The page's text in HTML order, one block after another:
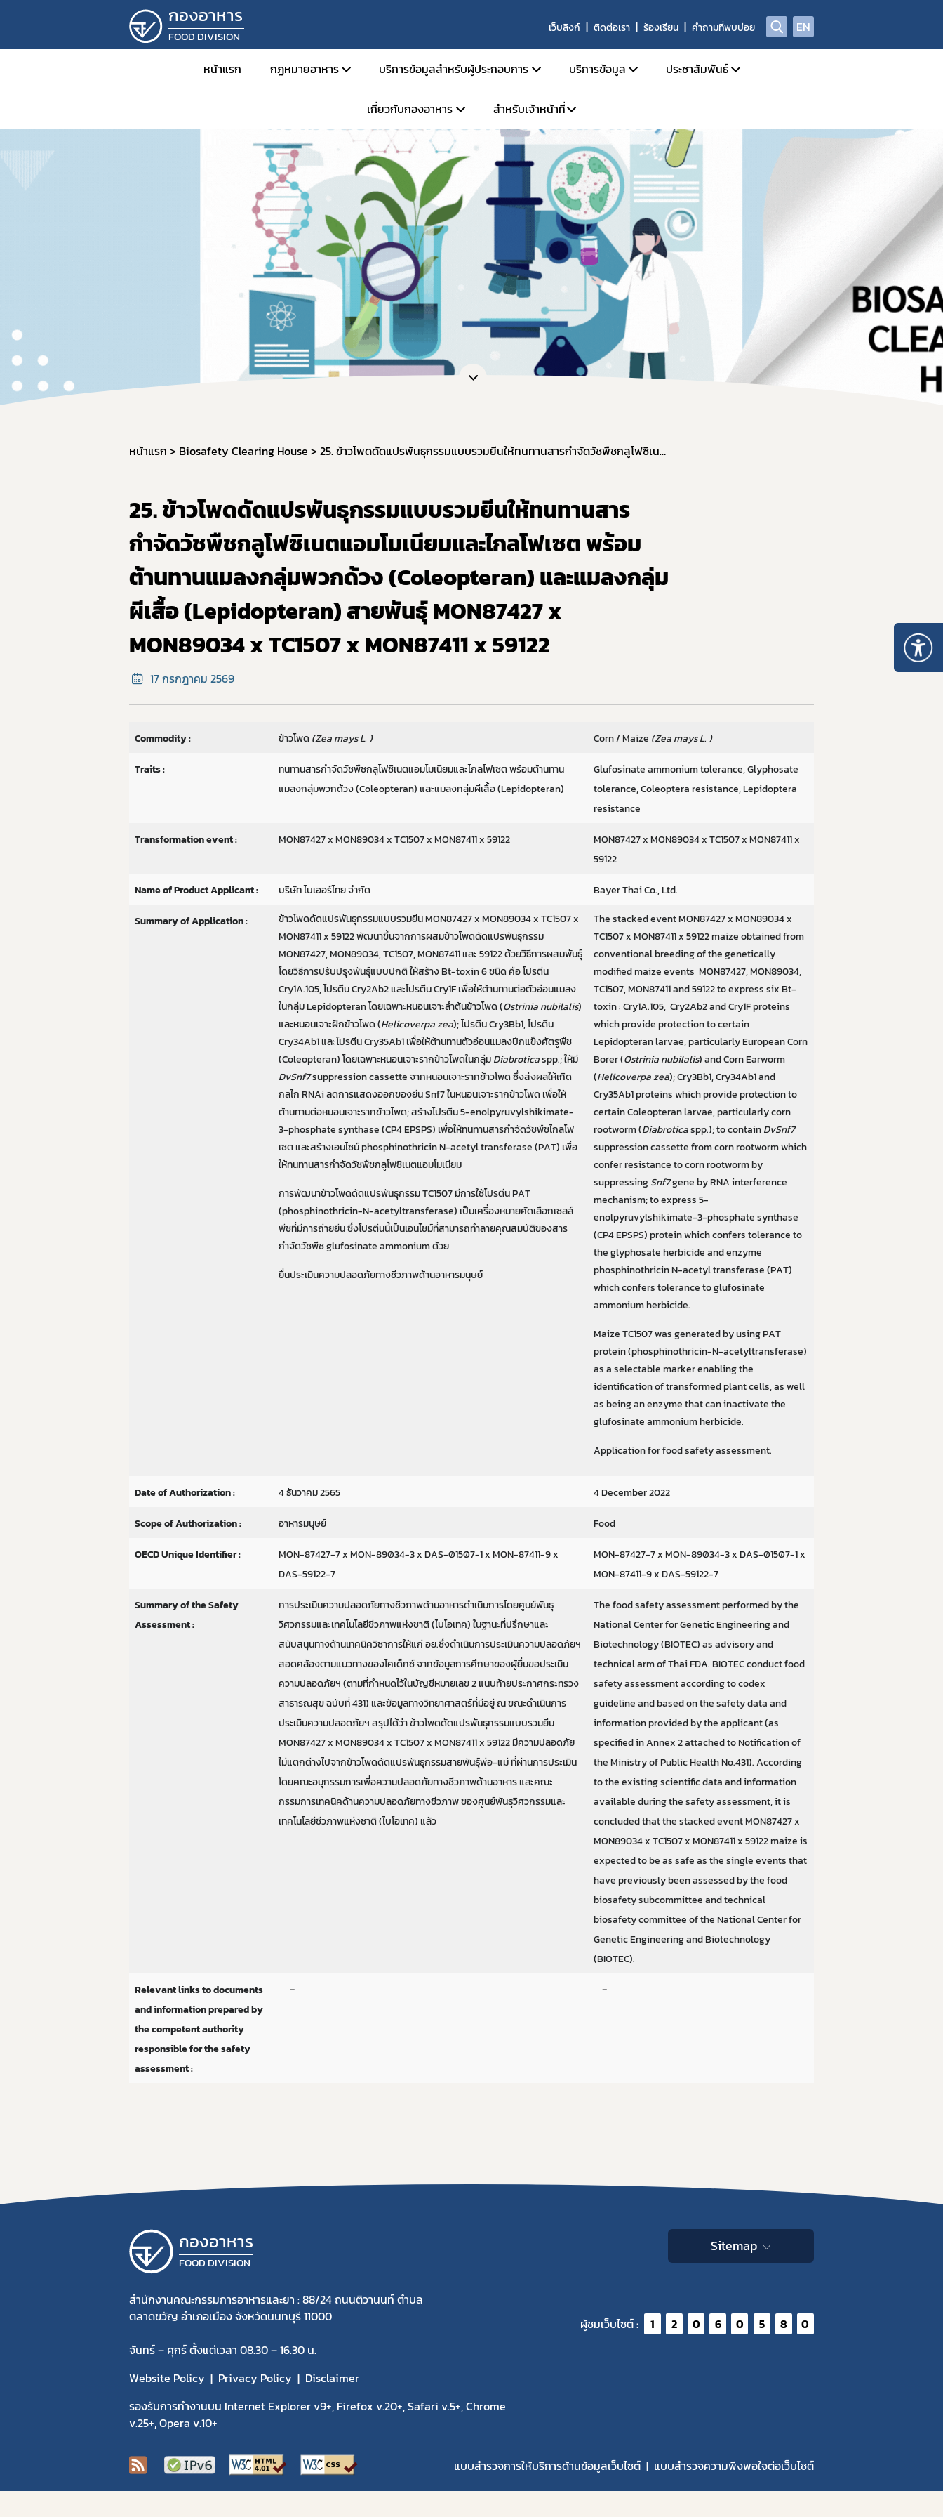
กองอาหาร
FOOD DIVISION
เว็บลิงก์ ติดต่อเรา ร้องเรียน คำถามที่พบบ่อย EN
หน้าแรก กฏหมายอาหาร
ข่าวสารด้านกฎหมายอาหาร
กฎหมายอาหารและกฎหมายลำดับรอง
พระราชบัญญัติอาหาร พ.ศ. 2522
กฎกระทรวงสาธารณสุข
ประกาศกระทรวงสาธารณสุข
ประกาศสำนักงานคณะกรรมการอาหารและยา
ระเบียบสำนักงานคณะกรรมการอาหารและยา
คำสั่งสำนักงานคณะกรรมการอาหารและยา
คำสั่งคณะกรรมการอาหาร
ผลิตภัณฑ์อาหาร
วัตถุเจือปนอาหาร
การใช้จุลินทรีย์โพรไบโอติกในอาหาร
มาตรฐานอาหารด้านจุลินทรีย์ที่ทำให้เกิดโรค
มาตรฐานอาหารที่มีสารพิษ-ยาสัตว์ตกค้าง
อาหารจากสิ่งมีชีวิตดัดแปรพันธุกรรม
การนำเข้าอาหารที่มีความเสี่ยงจากโรควัวบ้า
อาหารที่ห้ามผลิต นำเข้า หรือจำหน่าย
บริการข้อมูลสำหรับผู้ประกอบการ
คู่มือสำหรับประชาชน
การยื่นขออนุญาตด้านอาหาร
การขออนุญาต อย. สำหรับผลิตภัณฑ์ TOP HIT
หลักเกณฑ์ / ข้อกำหนด
ระบบ e-Submission
ระบบเลขเสมือน (FM,FG)
ระบบให้คำปรึกษาออนไลน์ (e-consult)
โปรแกรมสำหรับผู้ประกอบการ
หน่วยตรวจหรือหน่วยรับรองสถานที่ผลิตอาหาร
หน่วยตรวจวิเคราะห์อาหาร/ ภาชนะบรรจุอาหาร
หน่วยฝึกอบรมที่ขึ้นบัญชีกับ อย.
ข้อมูลการขออนุญาตผู้ประกอบการเศรษฐกิจฐานราก ให้ได้มาตรฐาน อย. และส่งออก
บริการข้อมูล
ตรวจสอบการอนุญาตผลิตภัณฑ์อาหาร
ข่าวสารด้านความปลอดภัยอาหาร
ผลิตภัณฑ์อาหารที่ผิดกฎหมาย และถูกถอนเลขสารบบ
ประกาศผลการตรวจพิสูจน์อาหาร
คู่มือ/สื่อเผยแพร่
คำถามที่พบบ่อย
ผู้เชี่ยวชาญ องค์กรผู้เชี่ยวชาญฯ ที่ขึ้นบัญชีกับ อย.
ประชาสัมพันธ์
ข่าวสารประชาสัมพันธ์
ข่าวสารด้านกฎหมายอาหาร
ข่าวสารด้านความปลอดภัยอาหาร
การอบรม / สัมมนา
รับสมัครงาน
ปฏิทินกิจกรรม
เกี่ยวกับกองอาหาร
โครงสร้างหน่วยงาน
วิสัยทัศน์ พันธกิจ
การดำเนินงานองค์กรคุณธรรมต้นแบบ
สำหรับเจ้าหน้าที่
ระบบ e-saraban
จองห้องประชุม
แบบฟอร์ม
หน้าแรก Biosafety Clearing House 25. ข้าวโพดดัดแปรพันธุกรรมแบบรวมยีนให้ทนทานสารกำจัดวัชพืชกลูโฟซิเนตแอมโมเนียมและไกลโฟเซต พร้อมต้านทานแมลงกลุ่มพวกด้วง (Coleopteran) และแมลงกลุ่มผีเสื้อ (Lepidopteran) สายพันธุ์ MON87427 x MON89034 x TC1507 x MON87411 x 59122
25. ข้าวโพดดัดแปรพันธุกรรมแบบรวมยีนให้ทนทานสาร
กำจัดวัชพืชกลูโฟซิเนตแอมโมเนียมและไกลโฟเซต พร้อม
ต้านทานแมลงกลุ่มพวกด้วง (Coleopteran) และแมลงกลุ่ม
ผีเสื้อ (Lepidopteran) สายพันธุ์ MON87427 x
MON89034 x TC1507 x MON87411 x 59122
17 กรกฎาคม 2569
Commodity : ข้าวโพด(Zea mays L. ) Corn / Maize (Zea mays L. )
Traits :
ทนทานสารกำจัดวัชพืชกลูโฟซิเนตแอมโมเนียมและไกลโฟเซต พร้อมต้านทาน
แมลงกลุ่มพวกด้วง (Coleopteran) และแมลงกลุ่มผีเสื้อ (Lepidopteran)
Glufosinate ammonium tolerance, Glyphosate
tolerance, Coleoptera resistance, Lepidoptera
resistance
Transformation event : MON87427 x MON89034 x TC1507 x MON87411 x 59122
MON87427 x MON89034 x TC1507 x MON87411 x
59122
Name of Product Applicant : บริษัท ไบเออร์ไทย จำกัด Bayer Thai Co., Ltd.
Summary of Application :
ข้าวโพดดัดแปรพันธุกรรมแบบรวมยีน MON87427 x MON89034 x TC1507 x
MON87411 x 59122 พัฒนาขึ้นจากการผสมข้าวโพดดัดแปรพันธุกรรม
MON87427, MON89034, TC1507, MON87411 และ 59122 ด้วยวิธีการผสมพันธุ์
โดยวิธีการปรับปรุงพันธุ์แบบปกติ ให้สร้าง Bt-toxin 6 ชนิด คือ โปรตีน
Cry1A.105, โปรตีน Cry2Ab2 และโปรตีน Cry1F เพื่อให้ต้านทานต่อตัวอ่อนแมลง
ในกลุ่ม Lepidopteran โดยเฉพาะหนอนเจาะลำต้นข้าวโพด (Ostrinia nubilalis)
และหนอนเจาะฝักข้าวโพด (Helicoverpa zea); โปรตีน Cry3Bb1, โปรตีน
Cry34Ab1 และโปรตีน Cry35Ab1 เพื่อให้ต้านทานตัวอ่อนแมลงปีกแข็งศัตรูพืช
(Coleopteran) โดยเฉพาะหนอนเจาะรากข้าวโพดในกลุ่มDiabroticaspp.; ให้มี
DvSnf7suppression cassette จากหนอนเจาะรากข้าวโพด ซึ่งส่งผลให้เกิด
กลไก RNAi ลดการแสดงออกของยีน Snf7 ในหนอนเจาะรากข้าวโพด เพื่อให้
ต้านทานต่อหนอนเจาะรากข้าวโพด; สร้างโปรตีน 5-enolpyruvylshikimate-
3-phosphate synthase (CP4 EPSPS) เพื่อให้ทนทานสารกำจัดวัชพืชไกลโฟ
เซต และสร้างเอนไซม์ phosphinothricin N-acetyl transferase (PAT) เพื่อ
ให้ทนทานสารกำจัดวัชพืชกลูโฟซิเนตแอมโมเนียม
การพัฒนาข้าวโพดดัดแปรพันธุกรรม TC1507 มีการใช้โปรตีน PAT
(phosphinothricin-N-acetyltransferase) เป็นเครื่องหมายคัดเลือกเซลล์
พืชที่มีการถ่ายยีน ซึ่งโปรตีนนี้เป็นเอนไซม์ที่สามารถทำลายคุณสมบัติของสาร
กำจัดวัชพืช glufosinate ammonium ด้วย
ยื่นประเมินความปลอดภัยทางชีวภาพด้านอาหารมนุษย์
The stacked event MON87427 x MON89034 x
TC1507 x MON87411 x 59122 maize obtained from
conventional breeding of the genetically
modified maize events MON87427, MON89034,
TC1507, MON87411 and 59122 to express six Bt-
toxin : Cry1A.105, Cry2Ab2 and Cry1F proteins
which provide protection to certain
Lepidopteran larvae, particularly European Corn
Borer (Ostrinia nubilalis) and Corn Earworm
(Helicoverpa zea); Cry3Bb1, Cry34Ab1 and
Cry35Ab1 proteins which provide protection to
certain Coleopteran larvae, particularly corn
rootworm (Diabroticaspp.); to containDvSnf7
suppression cassette from corn rootworm which
confer resistance to corn rootworm by
suppressingSnf7gene by RNA interference
mechanism; to express 5-
enolpyruvylshikimate-3-phosphate synthase
(CP4 EPSPS) protein which confers tolerance to
the glyphosate herbicide and enzyme
phosphinothricin N-acetyl transferase (PAT)
which confers tolerance to glufosinate
ammonium herbicide.
Maize TC1507 was generated by using PAT
protein (phosphinothricin-N-acetyltransferase)
as a selectable marker enabling the
identification of transformed plant cells, as well
as being an enzyme that can inactivate the
glufosinate ammonium herbicide.
Application for food safety assessment.
Date of Authorization : 4 ธันวาคม 2565 4 December 2022
Scope of Authorization : อาหารมนุษย์ Food
OECD Unique Identifier :
MON-87427-7 x MON-89Ø34-3 x DAS-Ø15Ø7-1 x MON-87411-9 x
DAS-59122-7
MON-87427-7 x MON-89Ø34-3 x DAS-Ø15Ø7-1 x
MON-87411-9 x DAS-59122-7
Summary of the Safety
Assessment :
การประเมินความปลอดภัยทางชีวภาพด้านอาหารดำเนินการโดยศูนย์พันธุ
วิศวกรรมและเทคโนโลยีชีวภาพแห่งชาติ (ไบโอเทค) ในฐานะที่ปรึกษาและ
สนับสนุนทางด้านเทคนิควิชาการให้แก่ อย.ซึ่งดำเนินการประเมินความปลอดภัยฯ
สอดคล้องตามแนวทางของโคเด็กซ์ จากข้อมูลการศึกษาของผู้ยื่นขอประเมิน
ความปลอดภัยฯ (ตามที่กำหนดไว้ในบัญชีหมายเลข 2 แนบท้ายประกาศกระทรวง
สาธารณสุข ฉบับที่ 431) และข้อมูลทางวิทยาศาสตร์ที่มีอยู่ ณ ขณะดำเนินการ
ประเมินความปลอดภัยฯ สรุปได้ว่า ข้าวโพดดัดแปรพันธุกรรมแบบรวมยีน
MON87427 x MON89034 x TC1507 x MON87411 x 59122 มีความปลอดภัย
ไม่แตกต่างไปจากข้าวโพดดัดแปรพันธุกรรมสายพันธุ์พ่อ-แม่ ที่ผ่านการประเมิน
โดยคณะอนุกรรมการเพื่อความปลอดภัยทางชีวภาพด้านอาหาร และคณะ
กรรมการเทคนิคด้านความปลอดภัยทางชีวภาพ ของศูนย์พันธุวิศวกรรมและ
เทคโนโลยีชีวภาพแห่งชาติ (ไบโอเทค) แล้ว
The food safety assessment performed by the
National Center for Genetic Engineering and
Biotechnology (BIOTEC) as advisory and
technical arm of Thai FDA. BIOTEC conduct food
safety assessment according to codex
guideline and based on the safety data and
information provided by the applicant (as
specified in Annex 2 attached to Notification of
the Ministry of Public Health No.431). According
to the existing scientific data and information
available during the safety assessment, it is
concluded that the stacked event MON87427 x
MON89034 x TC1507 x MON87411 x 59122 maize is
expected to be as safe as the single events that
have previously been assessed by the food
biosafety subcommittee and technical
biosafety committee of the National Center for
Genetic Engineering and Biotechnology
(BIOTEC).
Relevant links to documents
and information prepared by
the competent authority
responsible for the safety
assessment :
- -
กองอาหาร
FOOD DIVISION
สำนักงานคณะกรรมการอาหารและยา : 88/24 ถนนติวานนท์ ตำบล
ตลาดขวัญ อำเภอเมือง จังหวัดนนทบุรี 11000
จันทร์ – ศุกร์ ตั้งแต่เวลา 08.30 – 16.30 น.
Website Policy
Privacy Policy
Disclaimer
รองรับการทำงานบน Internet Explorer v9+, Firefox v.20+, Safari v.5+, Chrome
v.25+, Opera v.10+
Sitemap
ผู้ชมเว็บไซต์ : 1 2 0 6 0 5 8 0
แบบสำรวจการให้บริการด้านข้อมูลเว็บไซต์ แบบสำรวจความพีงพอใจต่อเว็บไซต์